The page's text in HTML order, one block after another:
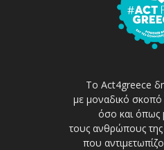
Το Act4greece
με μοναδικό
όσο και όπως
τους ανθρώπους
που